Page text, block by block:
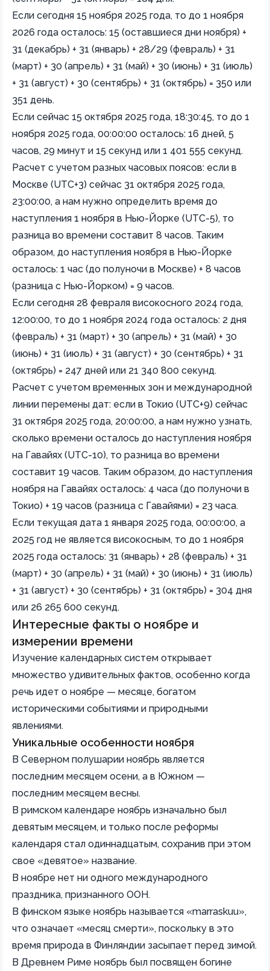
Если сегодня 15 ноября 2025 года, то до 1 ноября
2026 года осталось: 15 (оставшиеся дни ноября) +
31 (декабрь) + 31 (январь) + 28/29 (февраль) + 31
(март) + 30 (апрель) + 31 (май) + 30 (июнь) + 31 (июль)
+ 31 (август) + 30 (сентябрь) + 31 (октябрь) = 350 или
351 день.
Если сейчас 15 октября 2025 года, 18:30:45, то до 1
ноября 2025 года, 00:00:00 осталось: 16 дней, 5
часов, 29 минут и 15 секунд или 1 401 555 секунд.
Расчет с учетом разных часовых поясов: если в
Москве (UTC+3) сейчас 31 октября 2025 года,
23:00:00, а нам нужно определить время до
наступления 1 ноября в Нью-Йорке (UTC-5), то
разница во времени составит 8 часов. Таким
образом, до наступления ноября в Нью-Йорке
осталось: 1 час (до полуночи в Москве) + 8 часов
(разница с Нью-Йорком) = 9 часов.
Если сегодня 28 февраля високосного 2024 года,
12:00:00, то до 1 ноября 2024 года осталось: 2 дня
(февраль) + 31 (март) + 30 (апрель) + 31 (май) + 30
(июнь) + 31 (июль) + 31 (август) + 30 (сентябрь) + 31
(октябрь) = 247 дней или 21 340 800 секунд.
Расчет с учетом временных зон и международной
линии перемены дат: если в Токио (UTC+9) сейчас
31 октября 2025 года, 20:00:00, а нам нужно узнать,
сколько времени осталось до наступления ноября
на Гавайях (UTC-10), то разница во времени
составит 19 часов. Таким образом, до наступления
ноября на Гавайях осталось: 4 часа (до полуночи в
Токио) + 19 часов (разница с Гавайями) = 23 часа.
Если текущая дата 1 января 2025 года, 00:00:00, а
2025 год не является високосным, то до 1 ноября
2025 года осталось: 31 (январь) + 28 (февраль) + 31
(март) + 30 (апрель) + 31 (май) + 30 (июнь) + 31 (июль)
+ 31 (август) + 30 (сентябрь) + 31 (октябрь) = 304 дня
или 26 265 600 секунд.
Интересные факты о ноябре и
измерении времени
Изучение календарных систем открывает
множество удивительных фактов, особенно когда
речь идет о ноябре — месяце, богатом
историческими событиями и природными
явлениями.
Уникальные особенности ноября
В Северном полушарии ноябрь является
последним месяцем осени, а в Южном —
последним месяцем весны.
В римском календаре ноябрь изначально был
девятым месяцем, и только после реформы
календаря стал одиннадцатым, сохранив при этом
свое «девятое» название.
В ноябре нет ни одного международного
праздника, признанного ООН.
В финском языке ноябрь называется «marraskuu»,
что означает «месяц смерти», поскольку в это
время природа в Финляндии засыпает перед зимой.
В Древнем Риме ноябрь был посвящен богине